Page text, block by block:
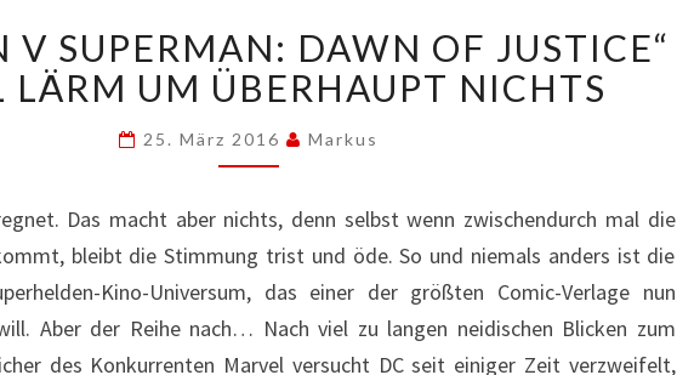
V
SUPERMAN:
DAWN
OF
JUSTICE“
VIEL
LÄRM
UM
ÜBERHAUPT
NICHTS
V SUPERMAN: DAWN OF JUSTICE“
LÄRM UM ÜBERHAUPT NICHTS
25. März 2016 Markus
Das macht aber nichts, denn selbst wenn zwischendurch mal die
bleibt die Stimmung trist und öde. So und niemals anders ist die
Kino-Universum, das einer der größten Comic-Verlage nun
Aber der Reihe nach… Nach viel zu langen neidischen Blicken zum
des Konkurrenten Marvel versucht DC seit einiger Zeit verzweifelt,